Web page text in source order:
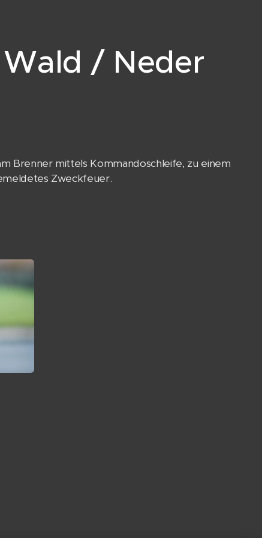
Wald / Neder
Brenner mittels Kommandoschleife, zu einem
Zweckfeuer.